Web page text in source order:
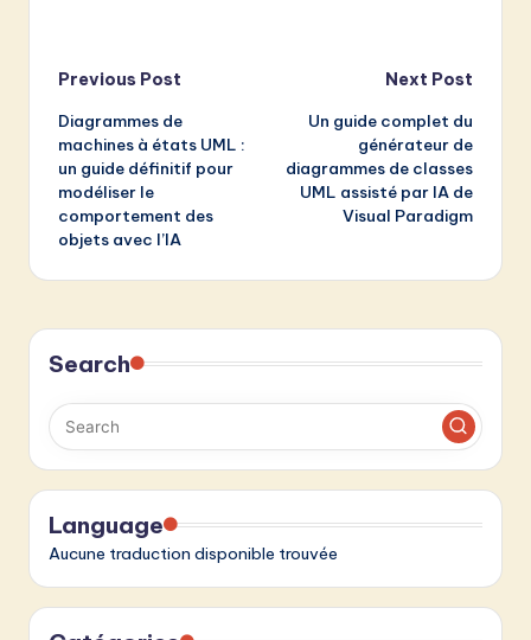
Post
navigation
Previous Post
Diagrammes de
machines à états UML :
un guide définitif pour
modéliser le
comportement des
objets avec l’IA
Next Post
Un guide complet du
générateur de
diagrammes de classes
UML assisté par IA de
Visual Paradigm
Search
Language
Aucune traduction disponible trouvée